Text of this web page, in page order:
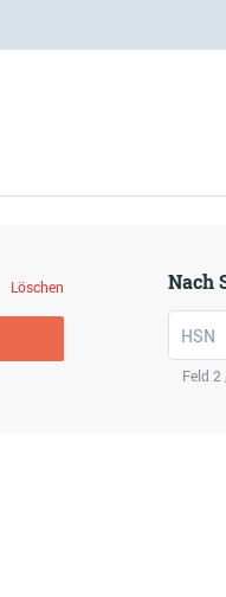
Löschen
Nach
HSN
Feld 2